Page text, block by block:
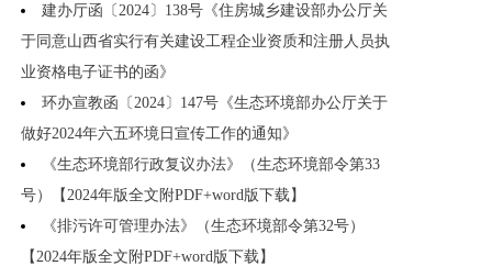
建办厅函〔2024〕138号《住房城乡建设部办公厅关
于同意山西省实行有关建设工程企业资质和注册人员执
业资格电子证书的函》
环办宣教函〔2024〕147号《生态环境部办公厅关于
做好2024年六五环境日宣传工作的通知》
《生态环境部行政复议办法》（生态环境部令第33
号）【2024年版全文附PDF+word版下载】
《排污许可管理办法》（生态环境部令第32号）
【2024年版全文附PDF+word版下载】